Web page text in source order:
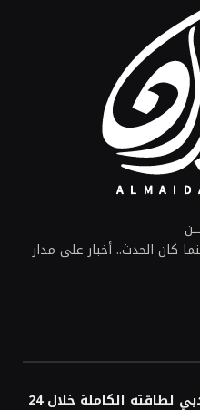
كان الحدث.. أخبار على مدار
عودة مطار دبي لطاقته الكاملة خلال 24